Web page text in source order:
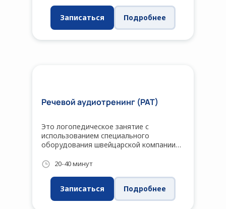
Записаться Подробнее
Речевой аудиотренинг (РАТ)
Это логопедическое занятие с
использованием специального
оборудования швейцарской компании
помогает улучшить слуховое
позволяет работать на прямую с
голосом ребёнка
20-40 минут
Записаться Подробнее